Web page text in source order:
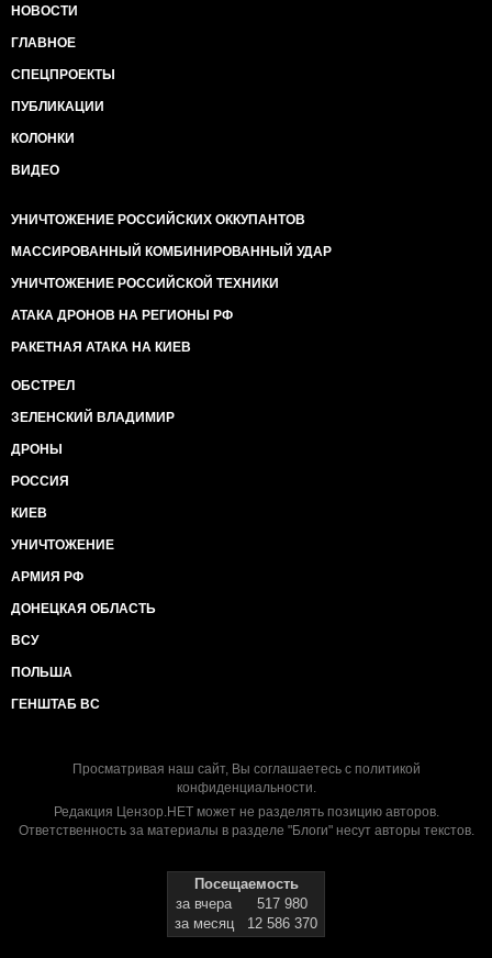
НОВОСТИ
ГЛАВНОЕ
СПЕЦПРОЕКТЫ
ПУБЛИКАЦИИ
КОЛОНКИ
ВИДЕО
УНИЧТОЖЕНИЕ РОССИЙСКИХ ОККУПАНТОВ
МАССИРОВАННЫЙ КОМБИНИРОВАННЫЙ УДАР
УНИЧТОЖЕНИЕ РОССИЙСКОЙ ТЕХНИКИ
АТАКА ДРОНОВ НА РЕГИОНЫ РФ
РАКЕТНАЯ АТАКА НА КИЕВ
ОБСТРЕЛ
ЗЕЛЕНСКИЙ ВЛАДИМИР
ДРОНЫ
РОССИЯ
КИЕВ
УНИЧТОЖЕНИЕ
АРМИЯ РФ
ДОНЕЦКАЯ ОБЛАСТЬ
ВСУ
ПОЛЬША
ГЕНШТАБ ВС
Просматривая наш сайт, Вы соглашаетесь с политикой
конфиденциальности.
Редакция Цензор.НЕТ может не разделять позицию авторов.
Ответственность за материалы в разделе "Блоги" несут авторы текстов.
Посещаемость
за вчера
517 980
за месяц
12 586 370